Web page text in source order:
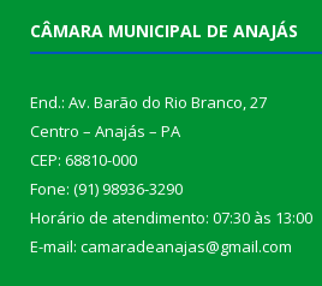
CÂMARA MUNICIPAL DE ANAJÁS
End.: Av. Barão do Rio Branco, 27
Centro – Anajás – PA
CEP: 68810-000
Fone: (91) 98936-3290
Horário de atendimento: 07:30 às 13:00
E-mail: camaradeanajas@gmail.com